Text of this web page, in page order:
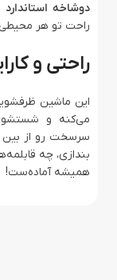
دوشاخه استاندارد UK 3-pin
راحت تو هر محیطی
راحتی و
این ماشین
می‌کنه و
سرسخت رو از بین
بندازی، چه
همیشه آماده‌ست!